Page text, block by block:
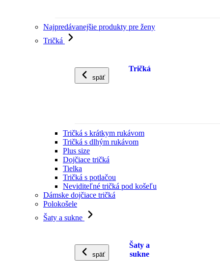
Najpredávanejšie produkty pre ženy
Tričká
späť
Tričká
Tričká s krátkym rukávom
Tričká s dlhým rukávom
Plus size
Dojčiace tričká
Tielka
Tričká s potlačou
Neviditeľné tričká pod košeľu
Dámske dojčiace tričká
Polokošele
Šaty a sukne
späť
Šaty a
sukne